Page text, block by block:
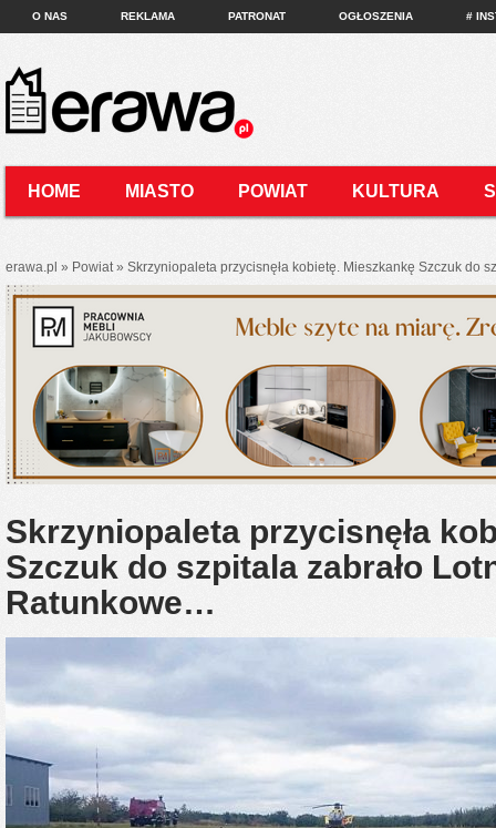
O NAS REKLAMA PATRONAT OGŁOSZENIA #
HOME MIASTO POWIAT KULTURA
erawa.pl » Powiat » Skrzyniopaleta przycisnęła kobietę. Mieszkankę Szczuk do
Skrzyniopaleta przycisnęła
Szczuk do szpitala zabrało
Ratunkowe…